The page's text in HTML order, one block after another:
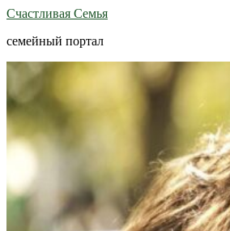
Счастливая Семья
семейный портал